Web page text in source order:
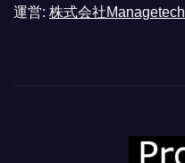
運営: 株式会社Managetech